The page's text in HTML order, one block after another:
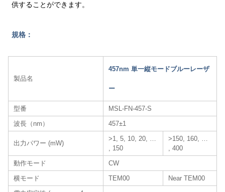
供することができます。
規格：
製品名
457nm 単一縦モードブルーレーザ
ー
型番
MSL-FN-457-S
波長（nm）
457±1
出力パワー (mW)
>1, 5, 10, 20, …
, 150
>150, 160, …
, 400
動作モード
CW
横モード
TEM00
Near TEM00